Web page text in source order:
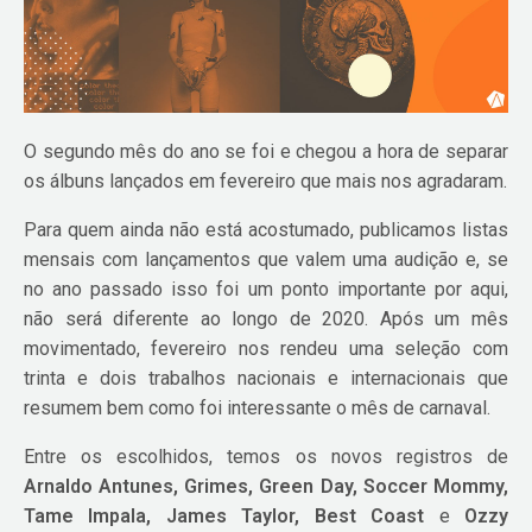
O segundo mês do ano se foi e chegou a hora de separar
os álbuns lançados em fevereiro que mais nos agradaram.
Para quem ainda não está acostumado, publicamos listas
mensais com lançamentos que valem uma audição e, se
no ano passado isso foi um ponto importante por aqui,
não será diferente ao longo de 2020. Após um mês
movimentado, fevereiro nos rendeu uma seleção com
trinta e dois trabalhos nacionais e internacionais que
resumem bem como foi interessante o mês de carnaval.
Entre os escolhidos, temos os novos registros de
Arnaldo Antunes, Grimes, Green Day, Soccer Mommy,
Tame Impala, James Taylor, Best Coast e Ozzy